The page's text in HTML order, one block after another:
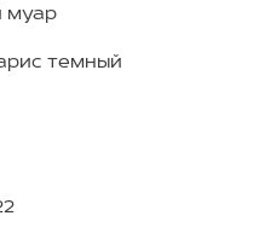
муар
темный